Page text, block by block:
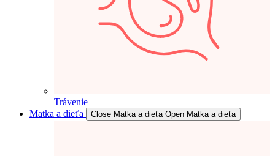
Trávenie
Matka a dieťa
Close Matka a dieťa Open Matka a dieťa